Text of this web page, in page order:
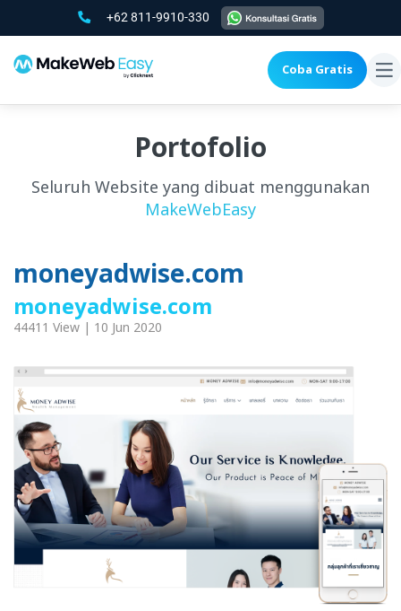
+62 811-9910-330
Coba Gratis
Portofolio
Seluruh Website yang dibuat menggunakan
MakeWebEasy
moneyadwise.com
moneyadwise.com
44411 View | 10 Jun 2020